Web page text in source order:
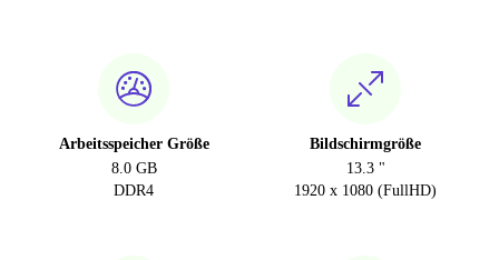
Arbeitsspeicher Größe
8.0 GB
DDR4
Bildschirmgröße
13.3 "
1920 x 1080 (FullHD)